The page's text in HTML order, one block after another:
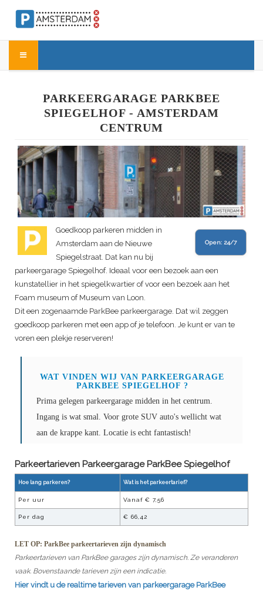
PARKEERGARAGE PARKBEE
SPIEGELHOF - AMSTERDAM
CENTRUM
Open: 24/7
Goedkoop parkeren midden in
Amsterdam aan de Nieuwe
Spiegelstraat. Dat kan nu bij
parkeergarage Spiegelhof. Ideaal voor een bezoek aan een
kunstatellier in het spiegelkwartier of voor een bezoek aan het
Foam museum of Museum van Loon.
Dit een zogenaamde ParkBee parkeergarage. Dat wil zeggen
goedkoop parkeren met een app of je telefoon. Je kunt er van te
voren een plekje reserveren!
WAT VINDEN WIJ VAN PARKEERGARAGE
PARKBEE SPIEGELHOF ?
Prima gelegen parkeergarage midden in het centrum.
Ingang is wat smal. Voor grote SUV auto's wellicht wat
aan de krappe kant. Locatie is echt fantastisch!
Parkeertarieven Parkeergarage ParkBee Spiegelhof
Hoe lang parkeren? Wat is het parkeertarief?
Per uur Vanaf € 7,56
Per dag € 66,42
LET OP: ParkBee parkeertarieven zijn dynamisch
Parkeertarieven van ParkBee garages zijn dynamisch. Ze veranderen
vaak. Bovenstaande tarieven zijn een indicatie.
Hier vindt u de realtime tarieven van parkeergarage ParkBee